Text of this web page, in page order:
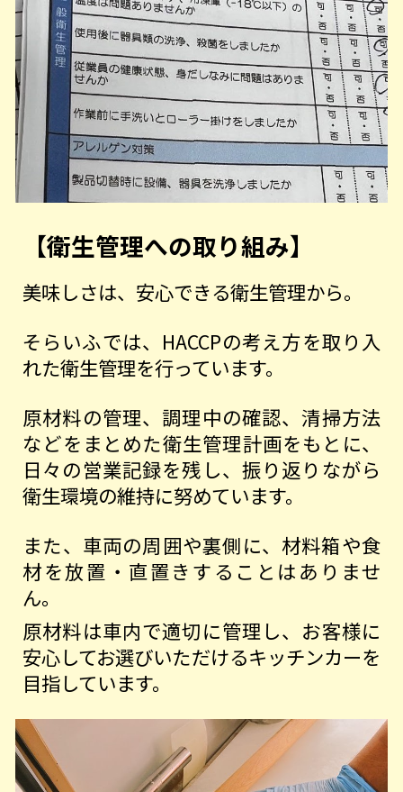
【衛生管理への取り組み】
美味しさは、安心できる衛生管理から。
そらいふでは、HACCPの考え方を取り入
れた衛生管理を行っています。
原材料の管理、調理中の確認、清掃方法
などをまとめた衛生管理計画をもとに、
日々の営業記録を残し、振り返りながら
衛生環境の維持に努めています。
また、車両の周囲や裏側に、材料箱や食
材を放置・直置きすることはありませ
ん。
原材料は車内で適切に管理し、お客様に
安心してお選びいただけるキッチンカーを
目指しています。